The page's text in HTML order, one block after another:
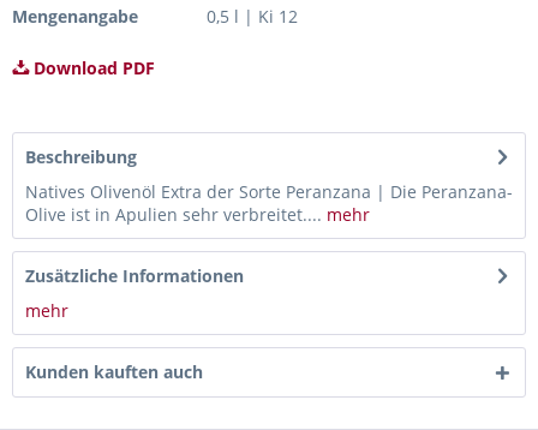
Mengenangabe
0,5 l | Ki 12
Download PDF
Beschreibung
Natives Olivenöl Extra der Sorte Peranzana | Die Peranzana-
Olive ist in Apulien sehr verbreitet.... mehr
Zusätzliche Informationen
mehr
Kunden kauften auch